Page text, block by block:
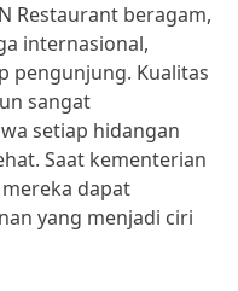
Restaurant beragam,
internasional,
pengunjung. Kualitas
sangat
setiap hidangan
Saat kementerian
dapat
yang menjadi ciri